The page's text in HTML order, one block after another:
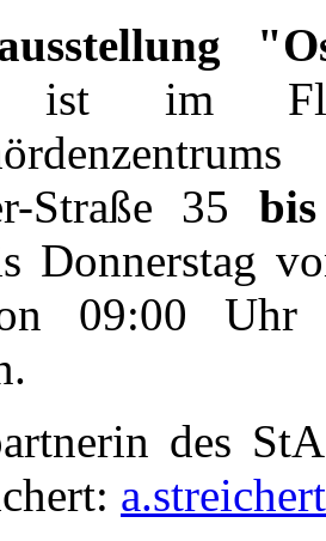
im
Straße 35
Donnerstag
09:00
des